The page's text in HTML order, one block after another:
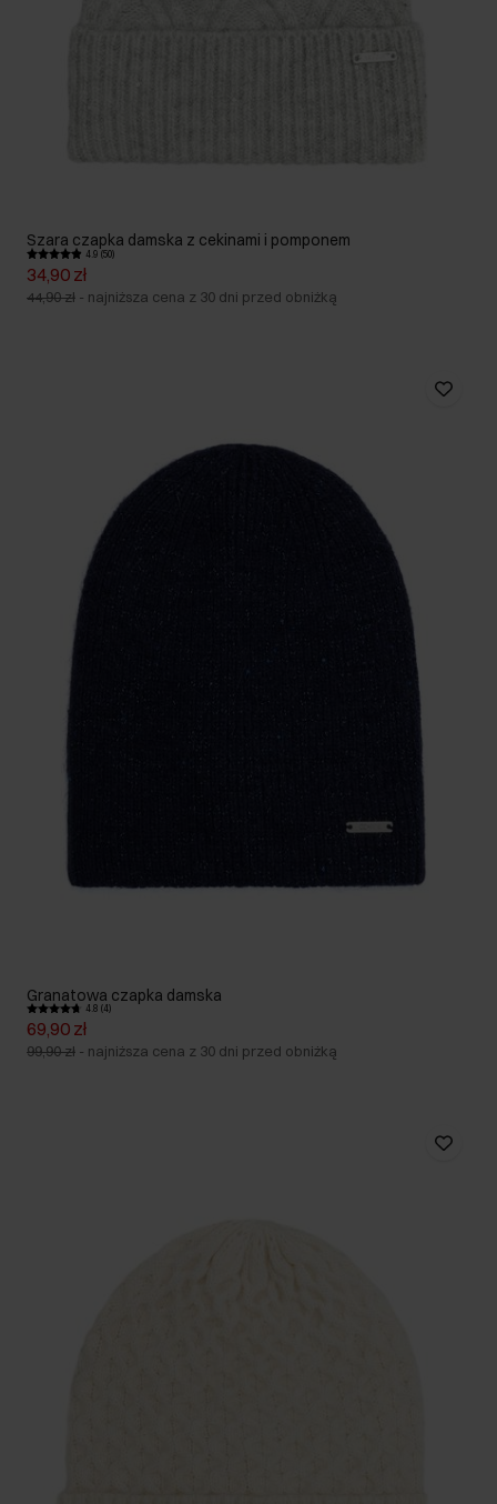
Szara czapka damska z cekinami i pomponem
4.9 (50)
34,90 zł
44,90 zł - najniższa cena z 30 dni przed obniżką
Granatowa czapka damska
4.8 (4)
69,90 zł
99,90 zł - najniższa cena z 30 dni przed obniżką